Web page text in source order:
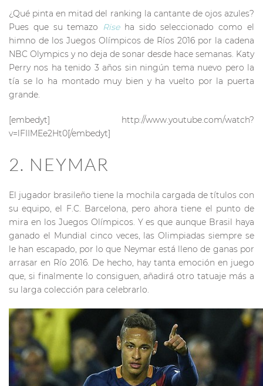
¿Qué pinta en mitad del ranking la cantante de ojos azules?
Pues que su temazo Riseha sido seleccionado como el
himno de los Juegos Olímpicos de Ríos 2016 por la cadena
NBC Olympics y no deja de sonar desde hace semanas. Katy
Perry nos ha tenido 3 años sin ningún tema nuevo pero la
tía se lo ha montado muy bien y ha vuelto por la puerta
grande.
[embedyt] http://www.youtube.com/watch?
v=lFIIMEe2Ht0[/embedyt]
2. NEYMAR
El jugador brasileño tiene la mochila cargada de títulos con
su equipo, el F.C. Barcelona, pero ahora tiene el punto de
mira en los Juegos Olímpicos. Y es que aunque Brasil haya
ganado el Mundial cinco veces, las Olimpiadas siempre se
le han escapado, por lo que Neymar está lleno de ganas por
arrasar en Río 2016. De hecho, hay tanta emoción en juego
que, si finalmente lo consiguen, añadirá otro tatuaje más a
su larga colección para celebrarlo.